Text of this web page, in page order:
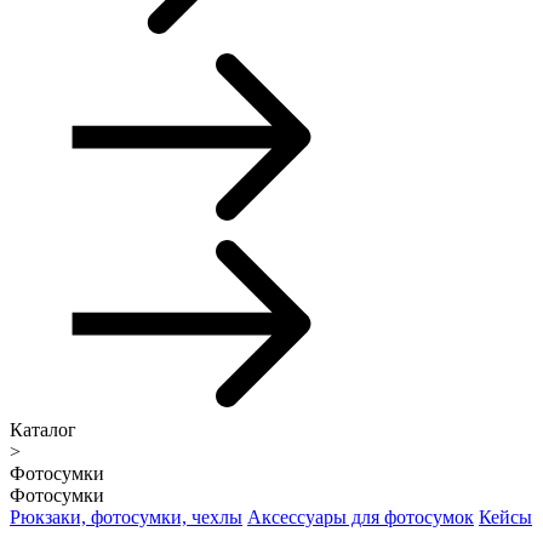
Каталог
>
Фотосумки
Фотосумки
Рюкзаки, фотосумки, чехлы Аксессуары для фотосумок Кейсы